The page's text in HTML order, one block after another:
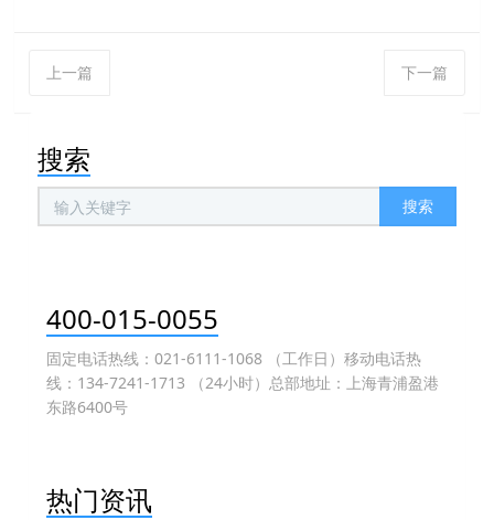
上一篇 下一篇
搜索
搜索
400-015-0055
固定电话热线：021-6111-1068 （工作日）移动电话热
线：134-7241-1713 （24小时）总部地址：上海青浦盈港
东路6400号
热门资讯